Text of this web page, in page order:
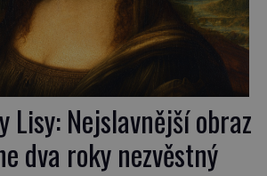
Lisy: Nejslavnější obraz
dva roky nezvěstný